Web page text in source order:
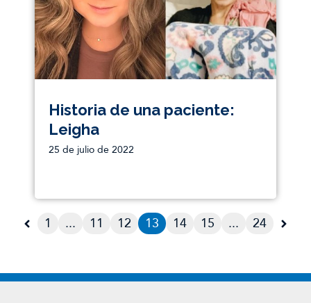
Historia de una paciente:
Leigha
25 de julio de 2022
Next page
1 ... 11 12 13 14 15 ... 24